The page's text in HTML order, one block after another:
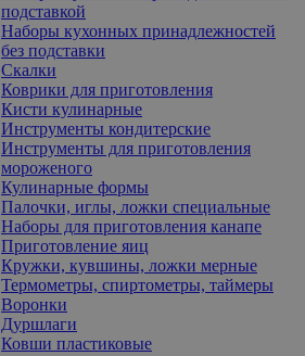
подставкой
Наборы кухонных принадлежностей
без подставки
Скалки
Коврики для приготовления
Кисти кулинарные
Инструменты кондитерские
Инструменты для приготовления
мороженого
Кулинарные формы
Палочки, иглы, ложки специальные
Наборы для приготовления канапе
Приготовление яиц
Кружки, кувшины, ложки мерные
Термометры, спиртометры, таймеры
Воронки
Дуршлаги
Ковши пластиковые